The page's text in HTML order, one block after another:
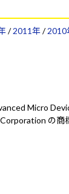
/2011年/2010
Micro
の商